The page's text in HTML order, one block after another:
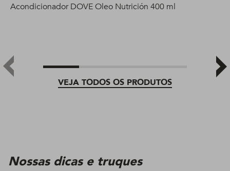
VEJA TODOS OS PRODUTOS
Acondicionador DOVE Oleo Nutrición 400 ml
Nossas dicas e truques